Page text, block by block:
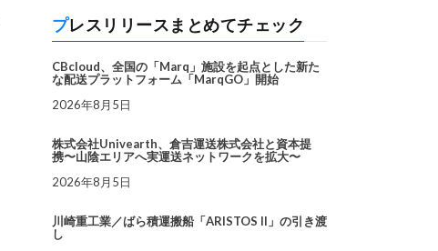
プレスリリースまとめてチェック
CBcloud、全国の「Marq」施設を起点とした新た
な配送プラットフォーム「MarqGO」開始
2026年8月5日
株式会社Univearth、倉吉運送株式会社と資本提
携〜山陰エリアへ実運送ネットワークを拡大〜
2026年8月5日
川崎重工業／ばら積運搬船「ARISTOS II」の引き渡
し